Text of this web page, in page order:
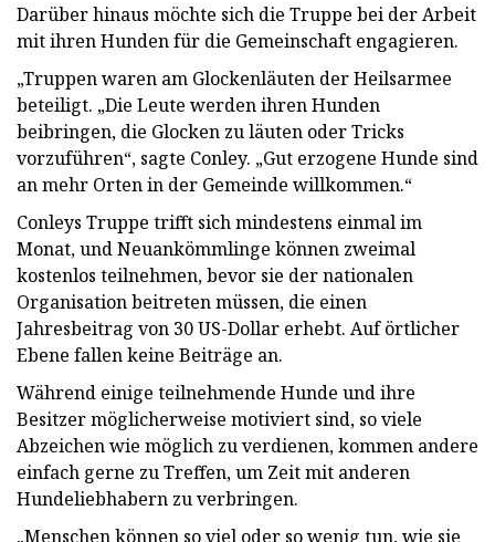
Darüber hinaus möchte sich die Truppe bei der Arbeit
mit ihren Hunden für die Gemeinschaft engagieren.
„Truppen waren am Glockenläuten der Heilsarmee
beteiligt. „Die Leute werden ihren Hunden
beibringen, die Glocken zu läuten oder Tricks
vorzuführen“, sagte Conley. „Gut erzogene Hunde sind
an mehr Orten in der Gemeinde willkommen.“
Conleys Truppe trifft sich mindestens einmal im
Monat, und Neuankömmlinge können zweimal
kostenlos teilnehmen, bevor sie der nationalen
Organisation beitreten müssen, die einen
Jahresbeitrag von 30 US-Dollar erhebt. Auf örtlicher
Ebene fallen keine Beiträge an.
Während einige teilnehmende Hunde und ihre
Besitzer möglicherweise motiviert sind, so viele
Abzeichen wie möglich zu verdienen, kommen andere
einfach gerne zu Treffen, um Zeit mit anderen
Hundeliebhabern zu verbringen.
„Menschen können so viel oder so wenig tun, wie sie